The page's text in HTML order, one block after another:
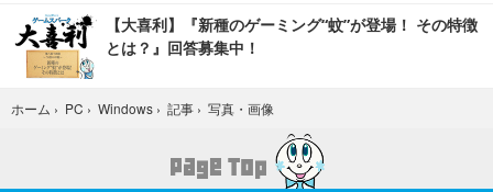
【大喜利】『新種のゲーミング“蚊”が登場！ その特徴
とは？』回答募集中！
ホーム › PC › Windows › 記事 › 写真・画像